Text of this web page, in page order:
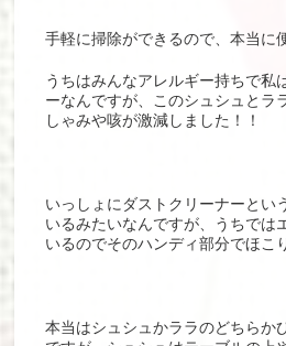
手軽に掃除ができるので、本当に
うちはみんなアレルギー持ちで私
ーなんですが、このシュシュとラ
しゃみや咳が激減しました！！
いっしょにダストクリーナーとい
いるみたいなんですが、うちでは
いるのでそのハンディ部分でほこ
本当はシュシュかララのどちらか